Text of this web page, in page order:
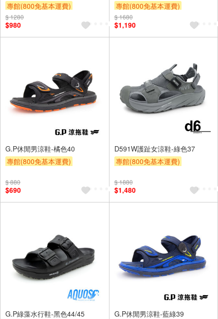
專館(800免基本運費)
滿額9折
$ 1280
$980
專館(800免基本運費)
滿額9折
$ 1680
$1,190
G.P休閒男涼鞋-橘色40
專館(800免基本運費)
$ 880
$690
D591W護趾女涼鞋-綠色37
專館(800免基本運費)
$ 1880
$1,480
G.P綠藻水行鞋-黑色44/45
G.P休閒男涼鞋-藍綠39